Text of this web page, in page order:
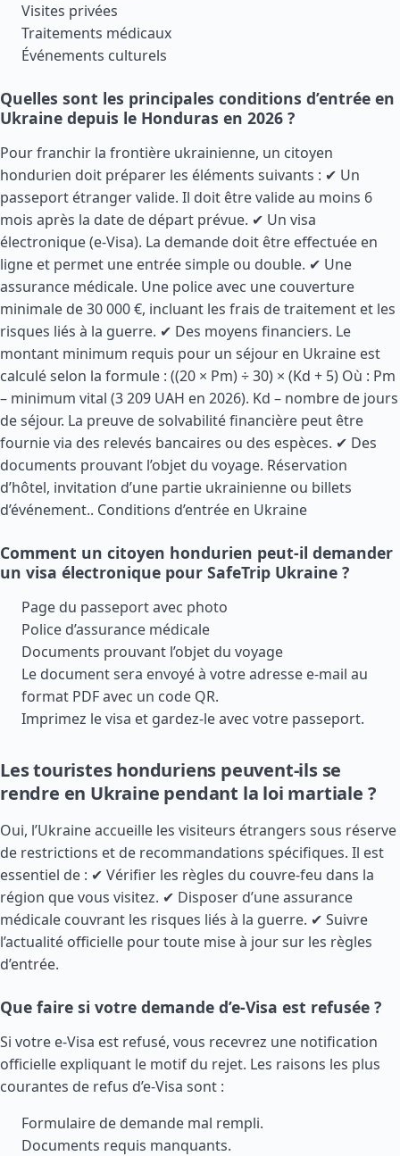
Visites privées
Traitements médicaux
Événements culturels
Quelles sont les principales conditions d’entrée en
Ukraine depuis le Honduras en 2026 ?
Pour franchir la frontière ukrainienne, un citoyen
hondurien doit préparer les éléments suivants : ✔ Un
passeport étranger valide. Il doit être valide au moins 6
mois après la date de départ prévue. ✔ Un visa
électronique (e-Visa). La demande doit être effectuée en
ligne et permet une entrée simple ou double. ✔ Une
assurance médicale. Une police avec une couverture
minimale de 30 000 €, incluant les frais de traitement et les
risques liés à la guerre. ✔ Des moyens financiers. Le
montant minimum requis pour un séjour en Ukraine est
calculé selon la formule : ((20 × Pm) ÷ 30) × (Kd + 5) Où : Pm
– minimum vital (3 209 UAH en 2026). Kd – nombre de jours
de séjour. La preuve de solvabilité financière peut être
fournie via des relevés bancaires ou des espèces. ✔ Des
documents prouvant l’objet du voyage. Réservation
d’hôtel, invitation d’une partie ukrainienne ou billets
d’événement.. Conditions d’entrée en Ukraine
Comment un citoyen hondurien peut-il demander
un visa électronique pour SafeTrip Ukraine ?
Page du passeport avec photo
Police d’assurance médicale
Documents prouvant l’objet du voyage
Le document sera envoyé à votre adresse e-mail au
format PDF avec un code QR.
Imprimez le visa et gardez-le avec votre passeport.
Les touristes honduriens peuvent-ils se
rendre en Ukraine pendant la loi martiale ?
Oui, l’Ukraine accueille les visiteurs étrangers sous réserve
de restrictions et de recommandations spécifiques. Il est
essentiel de : ✔ Vérifier les règles du couvre-feu dans la
région que vous visitez. ✔ Disposer d’une assurance
médicale couvrant les risques liés à la guerre. ✔ Suivre
l’actualité officielle pour toute mise à jour sur les règles
d’entrée.
Que faire si votre demande d’e-Visa est refusée ?
Si votre e-Visa est refusé, vous recevrez une notification
officielle expliquant le motif du rejet. Les raisons les plus
courantes de refus d’e-Visa sont :
Formulaire de demande mal rempli.
Documents requis manquants.